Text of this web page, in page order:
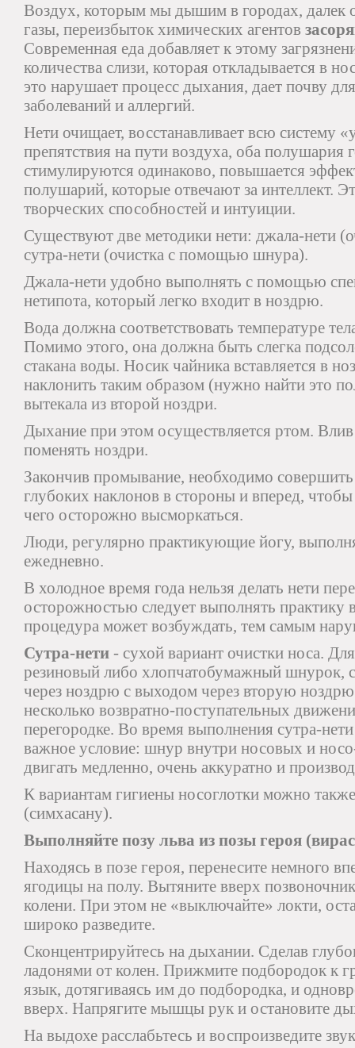
Воздух, которым мы дышим в городах, далек
газы, переизбыток химических агентов
Современная еда добавляет к этому
количества слизи, которая откладывается в
это нарушает процесс дыхания, дает почву
заболеваний и аллергий.
Нети очищает, восстанавливает всю систему
препятствия на пути воздуха, оба полушария
стимулируются одинаково, повышается
полушарий, которые отвечают за интеллект.
творческих способностей и интуиции.
Существуют две методики нети: джала-нети
сутра-нети (очистка с помощью шнура).
Джала-нети удобно выполнять с помощью
нетипота, который легко входит в ноздрю.
Вода должна соответствовать температуре
Помимо этого, она должна быть слегка
стакана воды. Носик чайника вставляется в
наклонить таким образом (нужно найти это
вытекала из второй ноздри.
Дыхание при этом осуществляется ртом.
поменять ноздри.
Закончив промывание, необходимо
глубоких наклонов в стороны и вперед,
чего осторожно высморкаться.
Люди, регулярно практикующие йогу,
ежедневно.
В холодное время года нельзя делать нети
осторожностью следует выполнять практику
процедура может возбуждать, тем самым
Сутра-нети - сухой вариант очистки носа.
резиновый либо хлопчатобумажный шнурок,
через ноздрю с выходом через вторую
несколько возвратно-поступательных
перегородке. Во время выполнения сутра-
важное условие: шнур внутри носовых и
двигать медленно, очень аккуратно и
К вариантам гигиены носоглотки можно
(симхасану).
Выполняйте позу льва из позы героя
Находясь в позе героя, перенесите немного
ягодицы на полу. Вытяните вверх
колени. При этом не «выключайте» локти,
широко разведите.
Сконцентрируйтесь на дыхании. Сделав
ладонями от колен. Прижмите подбородок к
язык, дотягиваясь им до подбородка, и
вверх. Напрягите мышцы рук и остановите
На выдохе расслабьтесь и воспроизведите